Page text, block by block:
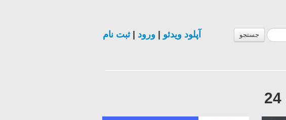
جستجو آپلود ویدئو ورود |ثبت نام